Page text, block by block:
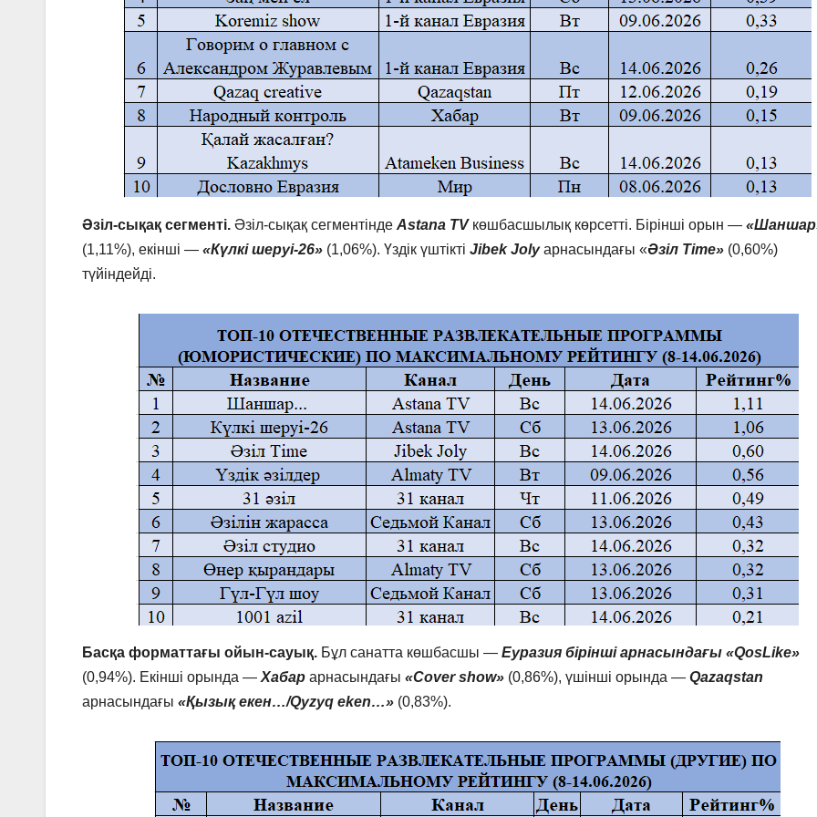
Әзіл-сықақ сегменті. Әзіл-сықақ сегментінде Astana TVкөшбасшылық көрсетті. Бірінші орын —
(1,11%), екінші — «Күлкі шеруі-26» (1,06%). Үздік үштікті Jibek Jolyарнасындағы «Әзіл Time» (0,60%)
түйіндейді.
Басқа форматтағы ойын-сауық. Бұл санатта көшбасшы — Еуразия бірінші арнасындағы «QosLike»
(0,94%). Екінші орында — Хабар арнасындағы «Cover show» (0,86%), үшінші орында — Qazaqstan
арнасындағы «Қызық екен…/Qyzyq eken…» (0,83%).